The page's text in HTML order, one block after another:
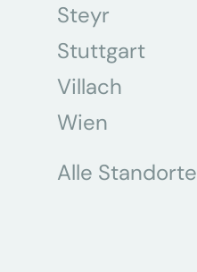
Steyr
Stuttgart
Villach
Wien
Alle Standorte